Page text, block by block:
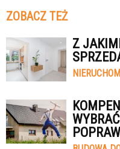
ZOBACZ TEŻ
Z